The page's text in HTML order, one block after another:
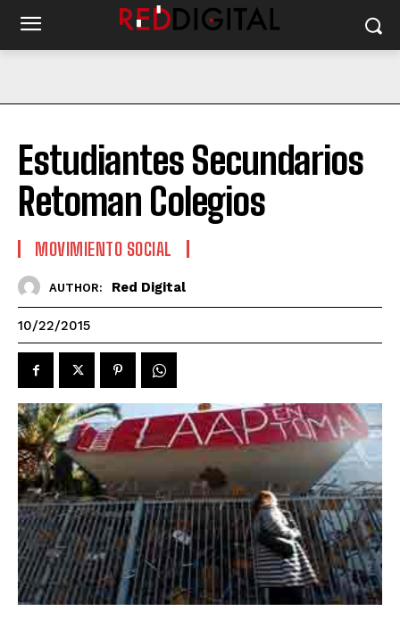
Estudiantes Secundarios
Retoman Colegios
MOVIMIENTO SOCIAL
AUTHOR: Red Digital
10/22/2015